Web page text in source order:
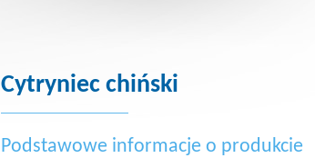
Cytryniec chiński
Podstawowe informacje o produkcie